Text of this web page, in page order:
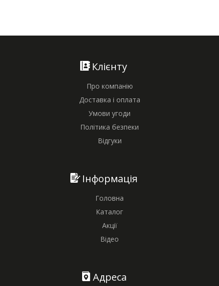
Клієнту
Про компанію
Доставка і оплата
Умови угоди
Політика безпеки
Відгуки
Інформація
Головна
Каталог
Акції
Відео
Адреса